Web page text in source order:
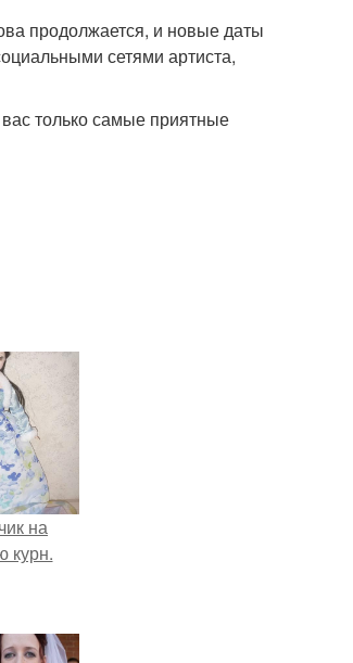
продолжается, и новые даты
сетями артиста,
только самые приятные
на
курн.